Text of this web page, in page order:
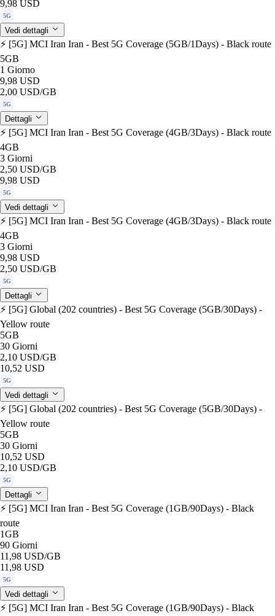
9,98 USD
5G
Vedi dettagli
⚡️ [5G] MCI Iran Iran - Best 5G Coverage (5GB/1Days) - Black route
5GB
1 Giorno
9,98 USD
2,00 USD/GB
5G
Dettagli
⚡️ [5G] MCI Iran Iran - Best 5G Coverage (4GB/3Days) - Black route
4GB
3 Giorni
2,50 USD/GB
9,98 USD
5G
Vedi dettagli
⚡️ [5G] MCI Iran Iran - Best 5G Coverage (4GB/3Days) - Black route
4GB
3 Giorni
9,98 USD
2,50 USD/GB
5G
Dettagli
⚡️ [5G] Global (202 countries) - Best 5G Coverage (5GB/30Days) -
Yellow route
5GB
30 Giorni
2,10 USD/GB
10,52 USD
5G
Vedi dettagli
⚡️ [5G] Global (202 countries) - Best 5G Coverage (5GB/30Days) -
Yellow route
5GB
30 Giorni
10,52 USD
2,10 USD/GB
5G
Dettagli
⚡️ [5G] MCI Iran Iran - Best 5G Coverage (1GB/90Days) - Black
route
1GB
90 Giorni
11,98 USD/GB
11,98 USD
5G
Vedi dettagli
⚡️ [5G] MCI Iran Iran - Best 5G Coverage (1GB/90Days) - Black